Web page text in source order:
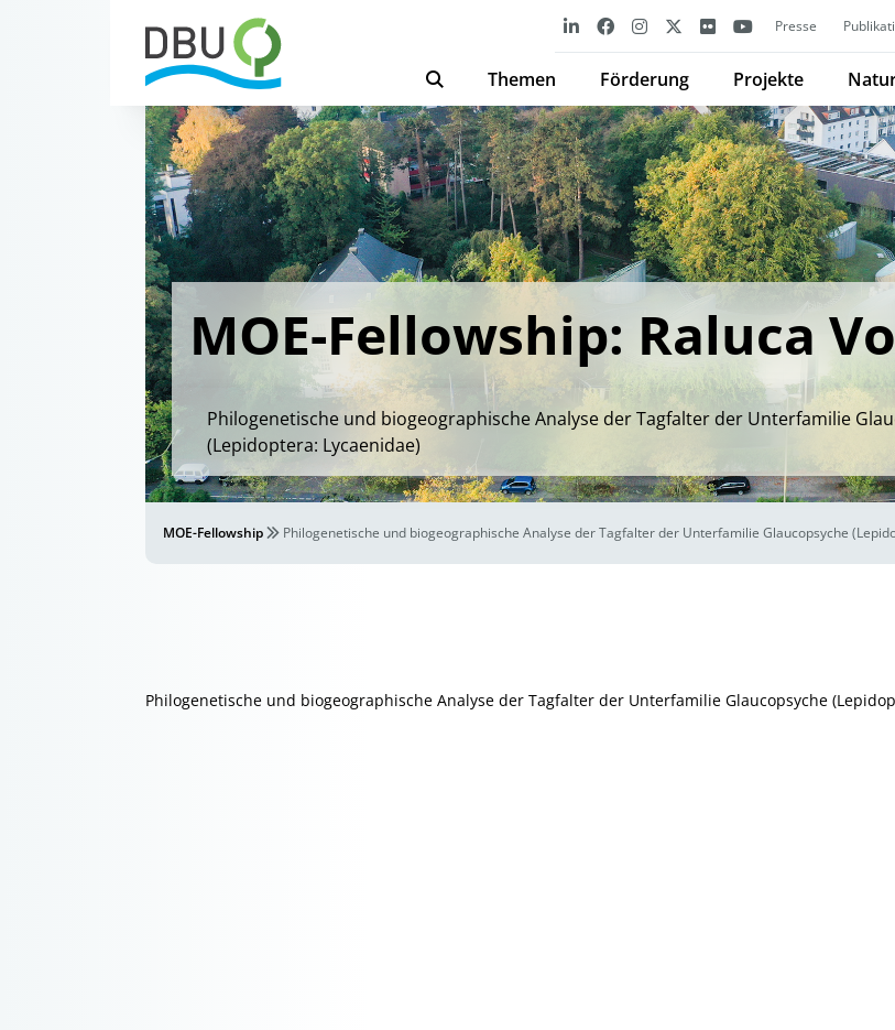
Presse
Themen Förderung Projekte
MOE-Fellowship: Raluca
Philogenetische und biogeographische Analyse der Tagfalter der Unterfamilie
(Lepidoptera: Lycaenidae)
MOE-Fellowship Philogenetische und biogeographische Analyse der Tagfalter der Unterfamilie Glaucopsyche
Philogenetische und biogeographische Analyse der Tagfalter der Unterfamilie Glaucopsyche